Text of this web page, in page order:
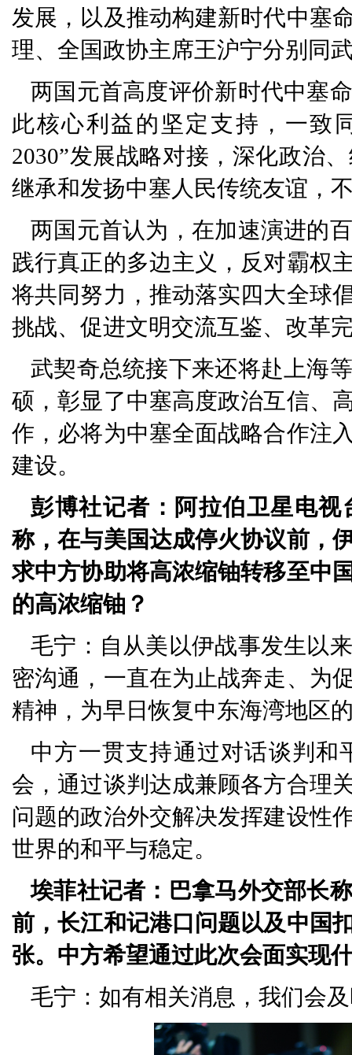
发展，以及推动构建新时代中塞
理、全国政协主席王沪宁分别同
两国元首高度评价新时代中塞
此核心利益的坚定支持，一致
2030”发展战略对接，深化政治
继承和发扬中塞人民传统友谊，
两国元首认为，在加速演进的
践行真正的多边主义，反对霸权
将共同努力，推动落实四大全球
挑战、促进文明交流互鉴、改革
武契奇总统接下来还将赴上海
硕，彰显了中塞高度政治互信、
作，必将为中塞全面战略合作注
建设。
彭博社记者：阿拉伯卫星电
称，在与美国达成停火协议前，
求中方协助将高浓缩铀转移至中
的高浓缩铀？
毛宁：自从美以伊战事发生以
密沟通，一直在为止战奔走、为
精神，为早日恢复中东海湾地区
中方一贯支持通过对话谈判和
会，通过谈判达成兼顾各方合理
问题的政治外交解决发挥建设性
世界的和平与稳定。
埃菲社记者：巴拿马外交部长
前，长江和记港口问题以及中国
张。中方希望通过此次会面实现
毛宁：如有相关消息，我们会